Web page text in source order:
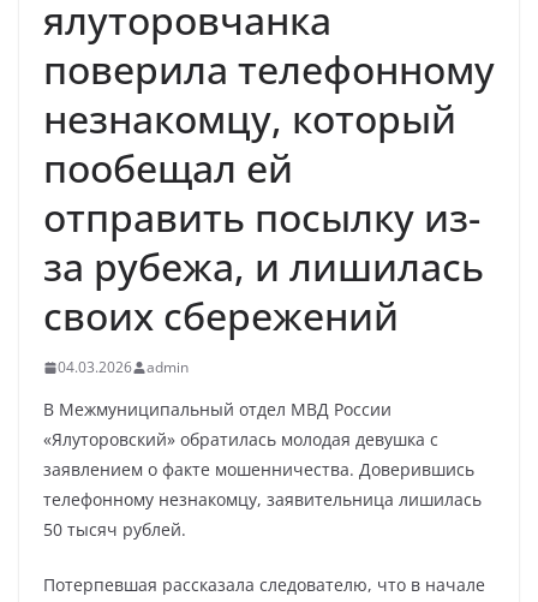
ялуторовчанка
поверила телефонному
незнакомцу, который
пообещал ей
отправить посылку из-
за рубежа, и лишилась
своих сбережений
04.03.2026 admin
В Межмуниципальный отдел МВД России
«Ялуторовский» обратилась молодая девушка с
заявлением о факте мошенничества. Доверившись
телефонному незнакомцу, заявительница лишилась
50 тысяч рублей.
Потерпевшая рассказала следователю, что в начале